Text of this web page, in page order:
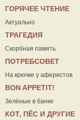
ГОРЯЧЕЕ ЧТЕНИЕ
Актуально
ТРАГЕДИЯ
Скорбная память
ПОТРЕБСОВЕТ
На крючке у аферистов
ВON APPETIT!
Зелёные в банке
КОТ, ПЁС И ДРУГИЕ